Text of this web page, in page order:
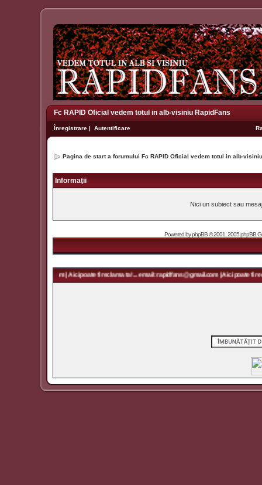
Fc RAPID Oficial vedem totul in alb-visiniu RapidFans
Înregistrare | Autentificare
Pagina de start a forumului Fc RAPID Oficial vedem totul in alb-
Informaţii
Nici un subiect sau
Powered byphpBB© 2001, 2005 phpBB
| Aici poate fi reclama ta! ... email: rapidfans@gmail.com | Aici poate fi